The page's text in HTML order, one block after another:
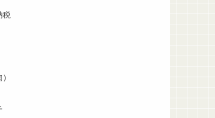
税